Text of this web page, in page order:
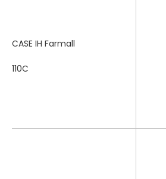
CASE IH Farmall
110C